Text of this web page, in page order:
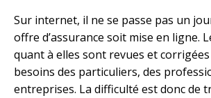
Sur internet, il ne se passe pas un
offre d’assurance soit mise en ligne.
quant à elles sont revues et
besoins des particuliers, des
entreprises. La difficulté est donc de